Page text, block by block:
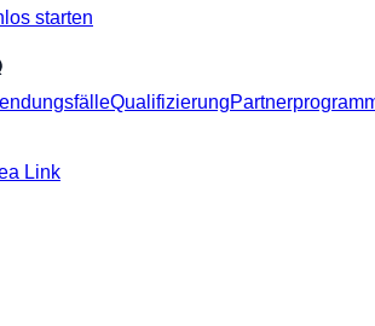
starten
Qualifizierung
Link